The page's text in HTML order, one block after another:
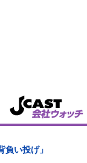
負い投げ」